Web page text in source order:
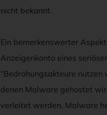
nicht bekannt.
Ein bemerkenswerter
Anzeigenkonto eines
“Bedrohungsakteure
denen Malware gehostet
verleitet werden, Malware